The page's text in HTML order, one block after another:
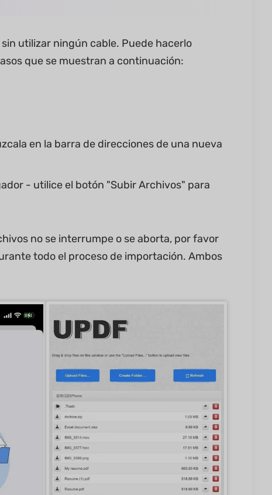
utilizar ningún cable. Puede hacerlo
que se muestran a continuación:
en la barra de direcciones de una nueva
- utilice el botón "Subir Archivos" para
no se interrumpe o se aborta, por favor
todo el proceso de importación. Ambos